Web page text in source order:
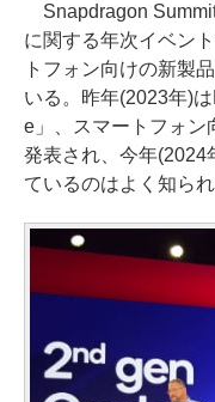
Snapdragon
に関する年次イベン
トフォン向けの新製
いる。昨年(2023年)
e」、スマートフォン
発表され、今年(2024
ているのはよく知ら